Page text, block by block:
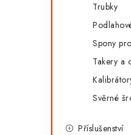
Trubky
Spony
Takery a
Svěrné
Příslušenství